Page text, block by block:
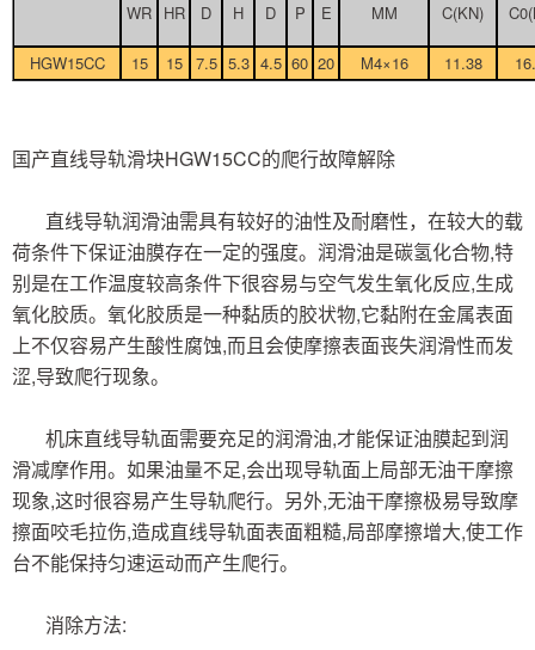
WR HR D H D P E MM C(KN)
HGW15CC 15 15 7.5 5.3 4.5 60 20 M4×16 11.38
国产直线导轨滑块HGW15CC的爬行故障解除
直线导轨润滑油需具有较好的油性及耐磨性，在较大的载
荷条件下保证油膜存在一定的强度。润滑油是碳氢化合物,特
别是在工作温度较高条件下很容易与空气发生氧化反应,生成
氧化胶质。氧化胶质是一种黏质的胶状物,它黏附在金属表面
上不仅容易产生酸性腐蚀,而且会使摩擦表面丧失润滑性而发
涩,导致爬行现象。
机床直线导轨面需要充足的润滑油,才能保证油膜起到润
滑减摩作用。如果油量不足,会出现导轨面上局部无油干摩擦
现象,这时很容易产生导轨爬行。另外,无油干摩擦极易导致摩
擦面咬毛拉伤,造成直线导轨面表面粗糙,局部摩擦增大,使工作
台不能保持匀速运动而产生爬行。
消除方法: